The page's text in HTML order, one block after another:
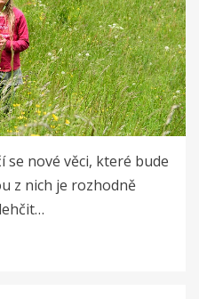
se nové věci, které bude
z nich je rozhodně